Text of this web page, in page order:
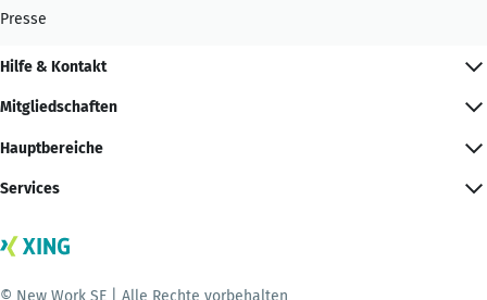
Presse
Hilfe & Kontakt
Mitgliedschaften
Hauptbereiche
Services
© New Work SE | Alle Rechte vorbehalten